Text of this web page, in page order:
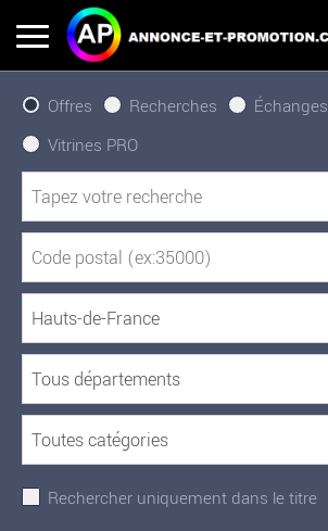
Offres Recherches Échanges
Vitrines PRO
Rechercher uniquement dans le titre